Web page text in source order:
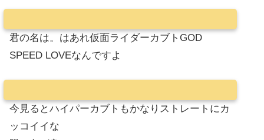
君の名は。はあれ仮面ライダーカブトGOD
SPEED LOVEなんですよ
今見るとハイパーカブトもかなりストレートにカ
ッコイイな